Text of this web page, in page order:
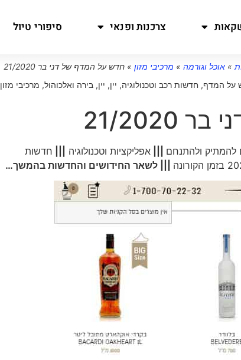
צרכנות ופנאי סיפורי טיול
»אוכל וגורמה » מרכיבי מזון »חדש על המדף של דני בר 21/2020
על המדף, חדשות רכב וטכנולוגיה, יין, יין, בירה ואלכוהול, מרכיבי מזון
2020
להמתיק ולהתנחם |||אפליקציות וטכנולוגיה
חדשות
||| לשאר החידושים והחדשות בהמשך…